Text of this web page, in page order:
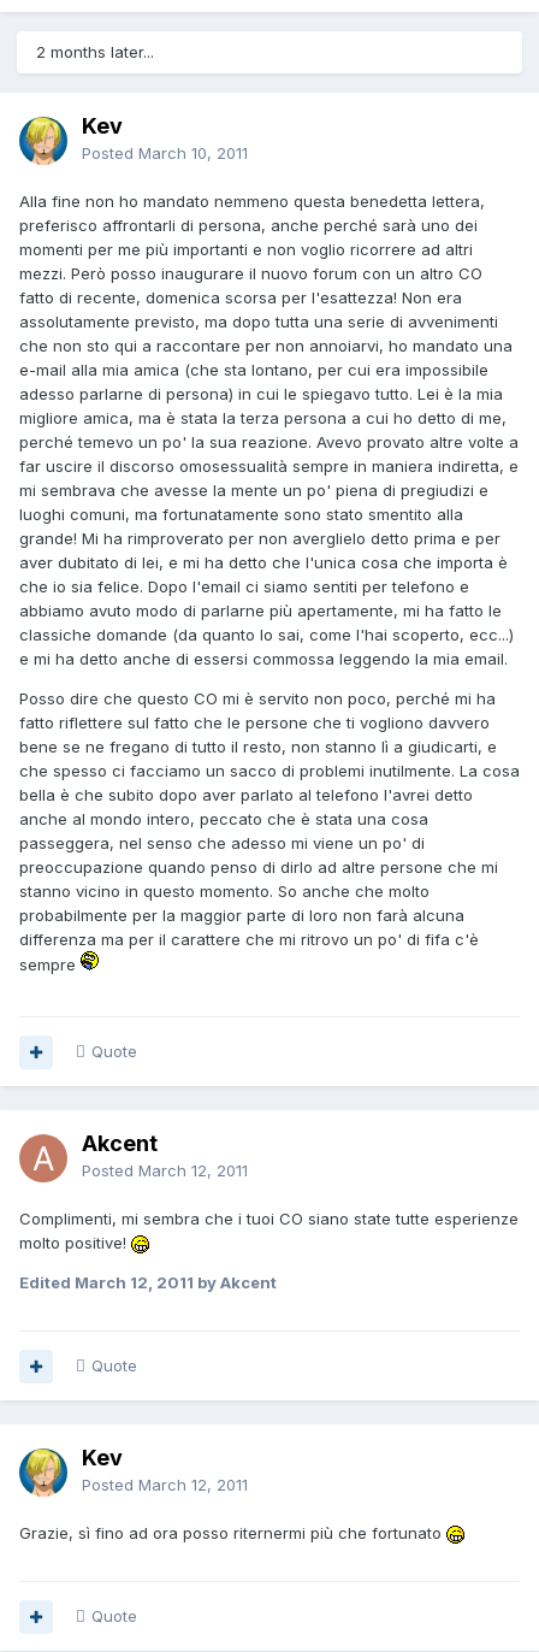
2 months later...
Kev
Posted March 10, 2011
Alla fine non ho mandato nemmeno questa benedetta lettera,
preferisco affrontarli di persona, anche perché sarà uno dei
momenti per me più importanti e non voglio ricorrere ad altri
mezzi. Però posso inaugurare il nuovo forum con un altro CO
fatto di recente, domenica scorsa per l'esattezza! Non era
assolutamente previsto, ma dopo tutta una serie di avvenimenti
che non sto qui a raccontare per non annoiarvi, ho mandato una
e-mail alla mia amica (che sta lontano, per cui era impossibile
adesso parlarne di persona) in cui le spiegavo tutto. Lei è la mia
migliore amica, ma è stata la terza persona a cui ho detto di me,
perché temevo un po' la sua reazione. Avevo provato altre volte a
far uscire il discorso omosessualità sempre in maniera indiretta, e
mi sembrava che avesse la mente un po' piena di pregiudizi e
luoghi comuni, ma fortunatamente sono stato smentito alla
grande! Mi ha rimproverato per non averglielo detto prima e per
aver dubitato di lei, e mi ha detto che l'unica cosa che importa è
che io sia felice. Dopo l'email ci siamo sentiti per telefono e
abbiamo avuto modo di parlarne più apertamente, mi ha fatto le
classiche domande (da quanto lo sai, come l'hai scoperto, ecc...)
e mi ha detto anche di essersi commossa leggendo la mia email.
Posso dire che questo CO mi è servito non poco, perché mi ha
fatto riflettere sul fatto che le persone che ti vogliono davvero
bene se ne fregano di tutto il resto, non stanno lì a giudicarti, e
che spesso ci facciamo un sacco di problemi inutilmente. La cosa
bella è che subito dopo aver parlato al telefono l'avrei detto
anche al mondo intero, peccato che è stata una cosa
passeggera, nel senso che adesso mi viene un po' di
preoccupazione quando penso di dirlo ad altre persone che mi
stanno vicino in questo momento. So anche che molto
probabilmente per la maggior parte di loro non farà alcuna
differenza ma per il carattere che mi ritrovo un po' di fifa c'è
sempre
Quote
Akcent
Posted March 12, 2011
Complimenti, mi sembra che i tuoi CO siano state tutte esperienze
molto positive!
Edited March 12, 2011 by Akcent
Quote
Kev
Posted March 12, 2011
Grazie, sì fino ad ora posso riternermi più che fortunato
Quote